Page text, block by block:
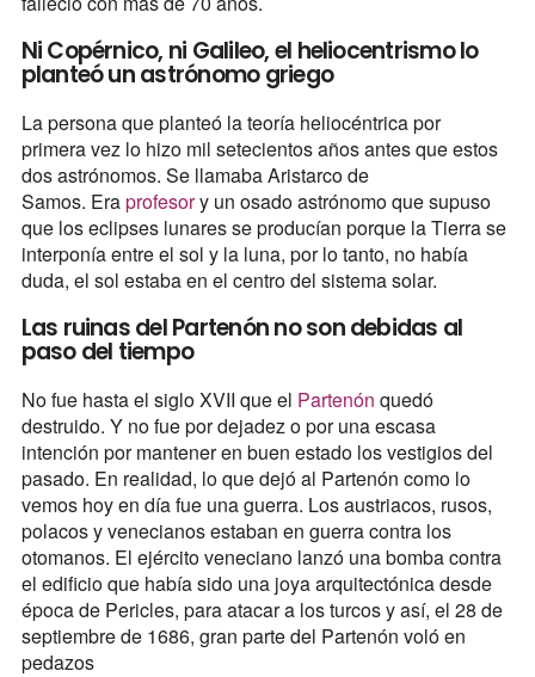
Ni Copérnico, ni Galileo, el heliocentrismo lo
planteó un astrónomo griego
La persona que planteó la teoría heliocéntrica por
primera vez lo hizo mil setecientos años antes que estos
dos astrónomos. Se llamaba Aristarco de
Samos. Eraprofesory un osado astrónomo que supuso
que los eclipses lunares se producían porque la Tierra se
interponía entre el sol y la luna, por lo tanto, no había
duda, el sol estaba en el centro del sistema solar.
Las ruinas del Partenón no son debidas al
paso del tiempo
No fue hasta el siglo XVII que el Partenón quedó
destruido. Y no fue por dejadez o por una escasa
intención por mantener en buen estado los vestigios del
pasado. En realidad, lo que dejó al Partenón como lo
vemos hoy en día fue una guerra. Los austriacos, rusos,
polacos y venecianos estaban en guerra contra los
otomanos. El ejército veneciano lanzó una bomba contra
el edificio que había sido una joya arquitectónica desde
época de Pericles, para atacar a los turcos y así, el 28 de
septiembre de 1686, gran parte del Partenón voló en
pedazos